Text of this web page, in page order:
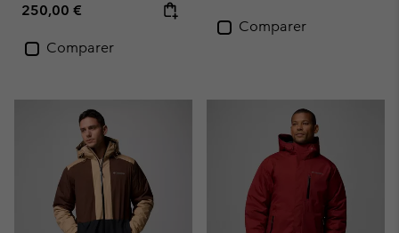
Regular price:
250,00 €
Comparer
Comparer